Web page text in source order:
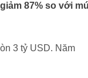
87% so với
3 tỷ USD. Năm